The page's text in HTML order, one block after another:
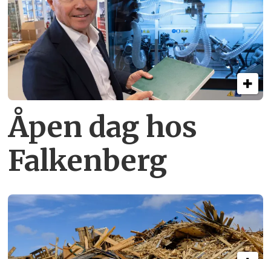
Åpen dag hos
Falkenberg